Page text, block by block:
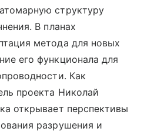
структуру
В планах
метода для новых
его функционала для
Как
проекта Николай
открывает перспективы
разрушения и